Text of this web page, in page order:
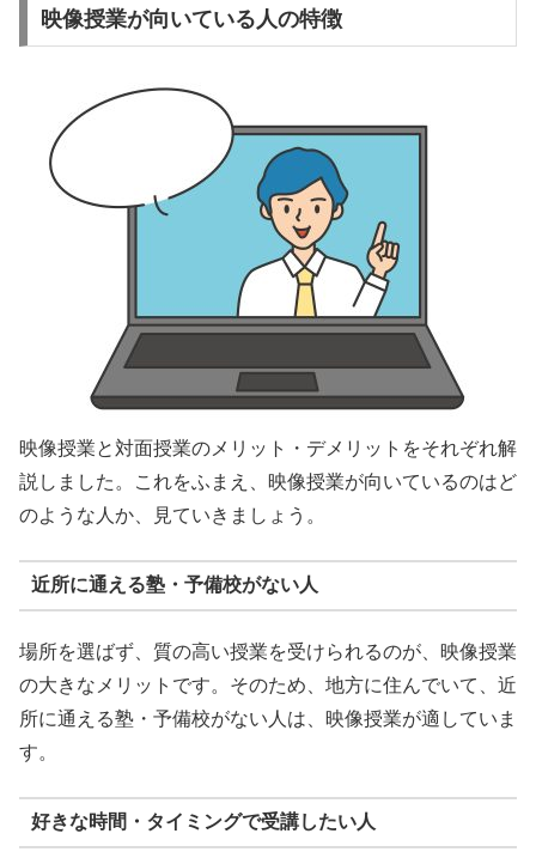
映像授業が向いている人の特徴
映像授業と対面授業のメリット・デメリットをそれぞれ解
説しました。これをふまえ、映像授業が向いているのはど
のような人か、見ていきましょう。
近所に通える塾・予備校がない人
場所を選ばず、質の高い授業を受けられるのが、映像授業
の大きなメリットです。そのため、地方に住んでいて、近
所に通える塾・予備校がない人は、映像授業が適していま
す。
好きな時間・タイミングで受講したい人